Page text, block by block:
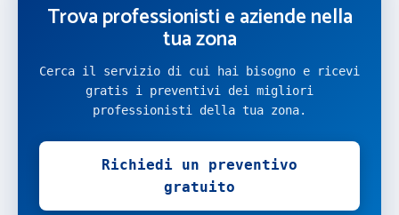
Trova professionisti e aziende nella
tua zona
Cerca il servizio di cui hai bisogno e ricevi
gratis i preventivi dei migliori
professionisti della tua zona.
Richiedi un preventivo
gratuito